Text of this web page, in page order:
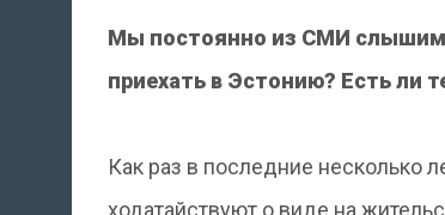
Мы постоянно из СМИ
приехать в Эстонию? Есть ли
Как раз в последние несколько
ходатайствуют о виде на